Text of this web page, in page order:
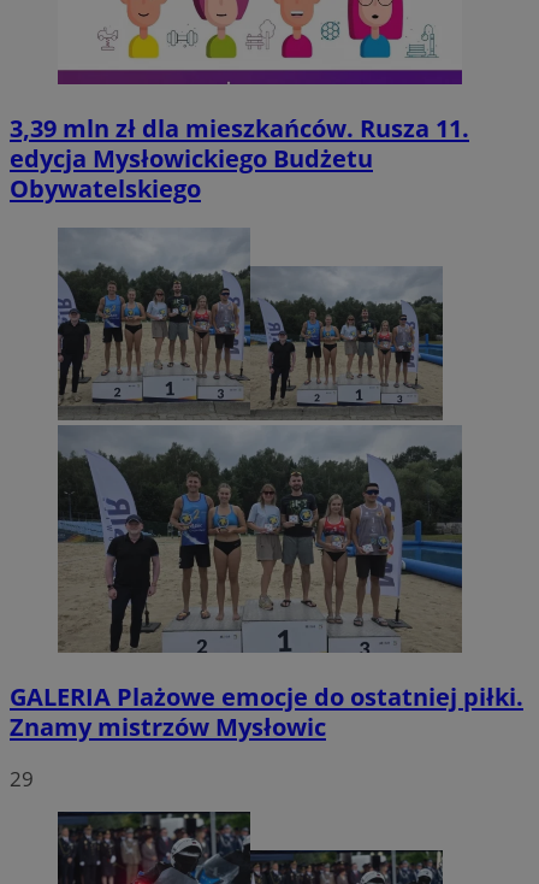
3,39 mln zł dla mieszkańców. Rusza 11.
edycja Mysłowickiego Budżetu
Obywatelskiego
GALERIA Plażowe emocje do ostatniej piłki.
Znamy mistrzów Mysłowic
29